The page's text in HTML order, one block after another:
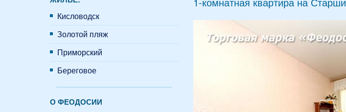
Кисловодск
Золотой пляж
Приморский
Береговое
О ФЕОДОСИИ